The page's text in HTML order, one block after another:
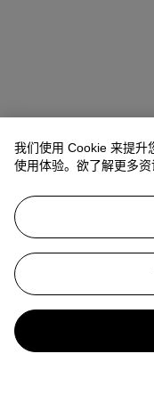
我们使用 Cookie 来提升
使用体验。欲了解更多